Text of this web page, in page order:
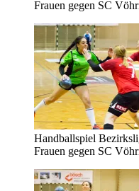
Frauen gegen SC
Handballspiel
Frauen gegen SC